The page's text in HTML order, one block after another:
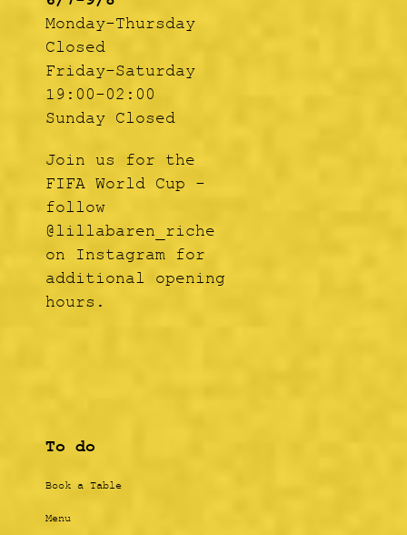
Monday-Thursday
Closed
Friday-Saturday
19:00-02:00
Sunday Closed
Join us for the
FIFA World Cup -
follow
@lillabaren_riche
on Instagram for
additional opening
hours.
To do
Book a Table
Menu